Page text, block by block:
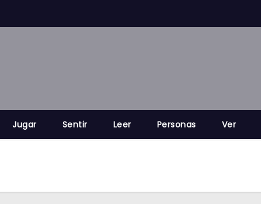
Jugar Sentir Leer Personas Ver